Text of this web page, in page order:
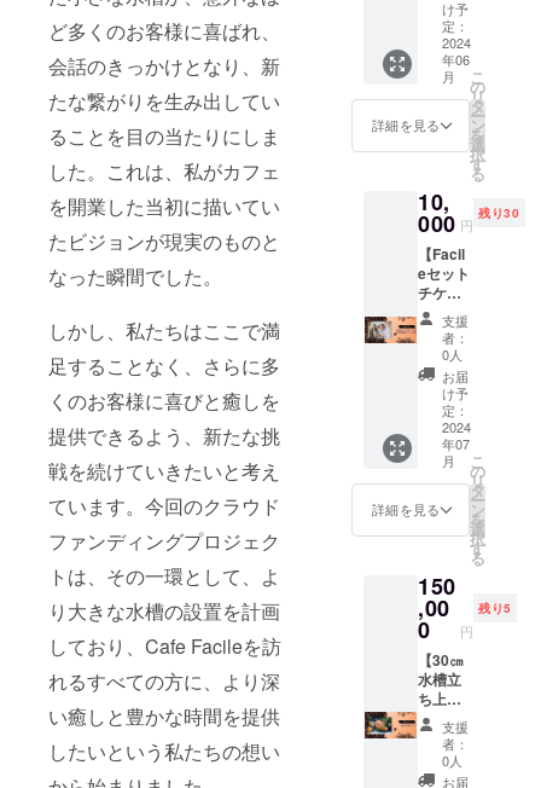
ど多くのお客様に喜ばれ、
会話のきっかけとなり、新
たな繋がりを生み出してい
ることを目の当たりにしま
した。これは、私がカフェ
を開業した当初に描いてい
たビジョンが現実のものと
なった瞬間でした。
しかし、私たちはここで満
足することなく、さらに多
くのお客様に喜びと癒しを
提供できるよう、新たな挑
戦を続けていきたいと考え
ています。今回のクラウド
ファンディングプロジェク
トは、その一環として、よ
り大きな水槽の設置を計画
しており、Cafe Facileを訪
れるすべての方に、より深
い癒しと豊かな時間を提供
したいという私たちの想い
テアー
ト教室
参加
券】 ・
未定
（ご支
方には
改めて
ご連絡
させて
いただ
きま
す） ・
場所：
cafe
facile（
東京都
立川市
羽衣町
１丁目
１８−１
ル 1F）
・支援
や滞在
費は各
自でご
負担く
ださ
い。 ＊
初心者
向け ・
クラウ
ドファ
2024年
6月1
日〜
2024年
12月31
日まで
の7か月
た旨を
お声掛
けくだ
さい。
CAMPF
IREでの
ご支援
メール
画面で
ご本人
様確認
をさせ
ていた
だきま
す。 ・
有効期
間：
2024年
6月1
日〜
2024年
12月31
日まで
の7か月
枚） サ
ンド
ウィッ
チ、
セット
ポテ
ト、ド
リン
ク。 ・
の利用
が可能
です。
・現金
への交
換はで
きませ
ん。お
つりは
でませ
ん。 ・
スタッ
フにク
ラウド
ファン
ディン
グで支
けくだ
さい。
CAMPF
IREでの
ご支援
者様に
送信さ
れる
メール
画面で
ご本人
け予
定：
2024
年06
月
詳細を見る
こ
の
リ
タ
ー
ン
を
選
択
す
る
10,
000 円
残り30
【Facil
eセット
チケッ
ト7枚分
+新商品
開発参
加イベ
ント招
待】
【Facil
eセット
チケッ
ト】
7,000円
分
（1,000
枚） サ
ンド
ウィッ
チ、
セット
ポテ
ト、ド
リン
ク。 ・
1枚ずつ
の利用
支援
者：
0人
お届
け予
定：
2024
年07
月
詳細を見る
こ
の
リ
タ
ー
ン
を
選
択
す
る
150
,00
0 円
残り5
【30㎝
水槽立
ち上げ
プラ
ン】
Aqua
Channe
支援
者：
0人
お届